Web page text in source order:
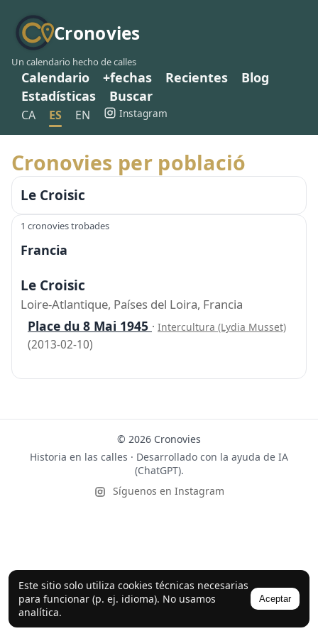
Cronovies
Un calendario hecho de calles
Calendario +fechas Recientes
Blog
Estadísticas
Buscar
CA ES EN Instagram
Este sitio solo utiliza cookies técnicas necesarias
para funcionar (p. ej. idioma). No usamos
analítica.
Aceptar
Cronovies per població
Le Croisic
1 cronovies trobades
Francia
Le Croisic
Loire-Atlantique, Países del Loira, Francia
Place du 8 Mai 1945 · Intercultura (Lydia Musset)
(2013-02-10)
© 2026 Cronovies
Historia en las calles · Desarrollado con la ayuda de IA
(ChatGPT).
Síguenos en Instagram